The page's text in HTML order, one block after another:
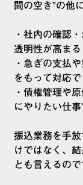
間の空き”の他
・社内の確認
透明性が高まる
・急ぎの支払
をもって対応で
・債権管理や
にやりたい仕
振込業務を手
けではなく、
とも言えるので